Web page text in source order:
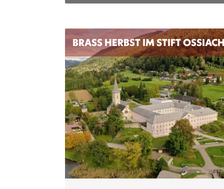
BRASS HERBST IM STIFT